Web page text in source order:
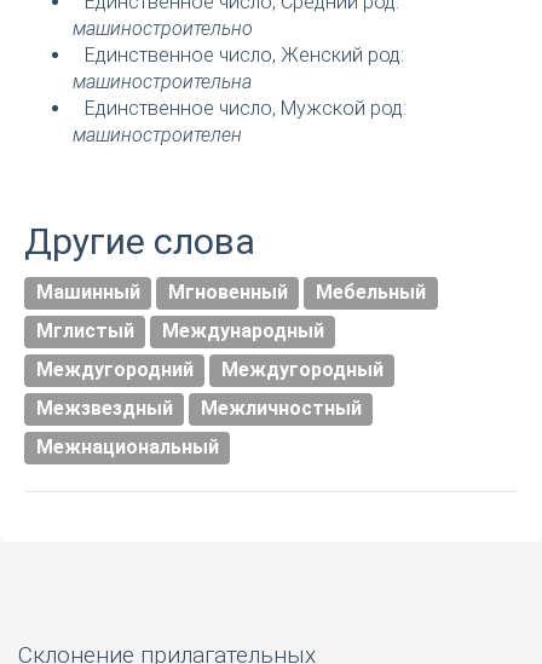
машиностроительно
Единственное число, Женский род:
машиностроительна
Единственное число, Мужской род:
машиностроителен
Другие слова
Машинный Мгновенный
Мебельный
Мглистый
Международный
Междугородний
Междугородный
Межзвездный
Межличностный
Межнациональный
Склонение прилагательных